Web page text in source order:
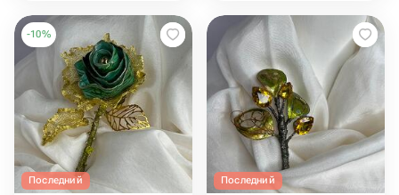
-10%
Последний Последний